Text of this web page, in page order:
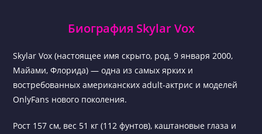
Биография Skylar Vox
Skylar Vox (настоящее имя скрыто, род. 9 января 2000,
Майами, Флорида) — одна из самых ярких и
востребованных американских adult-актрис и моделей
OnlyFans нового поколения.
Рост 157 см, вес 51 кг (112 фунтов), каштановые глаза и